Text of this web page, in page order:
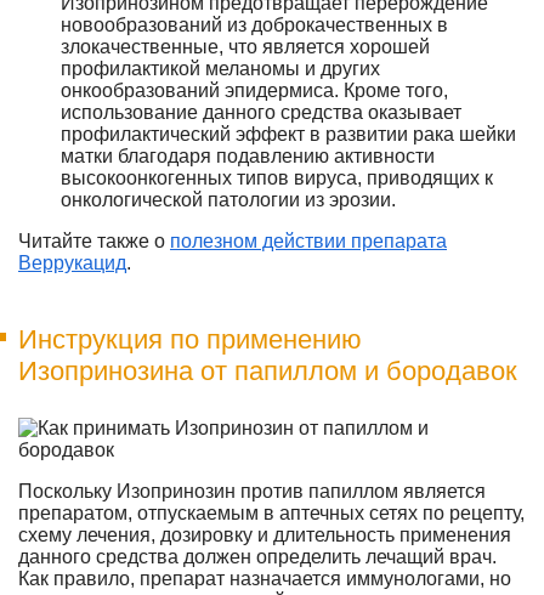
новообразований из доброкачественных в
злокачественные, что является хорошей
профилактикой меланомы и других
онкообразований эпидермиса. Кроме того,
использование данного средства оказывает
профилактический эффект в развитии рака шейки
матки благодаря подавлению активности
высокоонкогенных типов вируса, приводящих к
онкологической патологии из эрозии.
Читайте также о полезном действии препарата
Веррукацид.
Инструкция по применению
Изопринозина от папиллом и бородавок
Поскольку Изопринозин против папиллом является
препаратом, отпускаемым в аптечных сетях по рецепту,
схему лечения, дозировку и длительность применения
данного средства должен определить лечащий врач.
Как правило, препарат назначается иммунологами, но